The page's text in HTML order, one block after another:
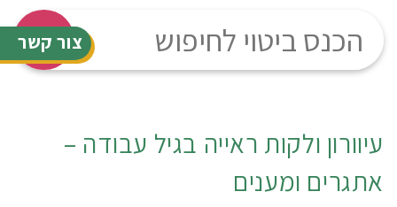
צור קשר
עיוורון ולקות ראייה בגיל עבודה –
אתגרים ומענים